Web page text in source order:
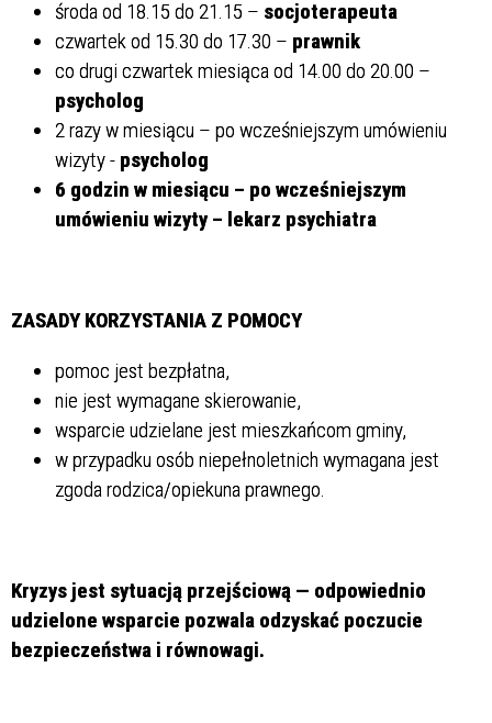
środa od 18.15 do 21.15 – socjoterapeuta
czwartek od 15.30 do 17.30 – prawnik
co drugi czwartek miesiąca od 14.00 do 20.00 –
psycholog
2 razy w miesiącu – po wcześniejszym umówieniu
wizyty - psycholog
6 godzin w miesiącu – po wcześniejszym
umówieniu wizyty – lekarz psychiatra
ZASADY KORZYSTANIA Z POMOCY
pomoc jest bezpłatna,
nie jest wymagane skierowanie,
wsparcie udzielane jest mieszkańcom gminy,
w przypadku osób niepełnoletnich wymagana jest
zgoda rodzica/opiekuna prawnego.
Kryzys jest sytuacją przejściową — odpowiednio
udzielone wsparcie pozwala odzyskać poczucie
bezpieczeństwa i równowagi.